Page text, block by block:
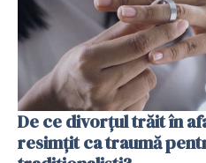
De ce divorțul trăit în
resimțit ca traumă